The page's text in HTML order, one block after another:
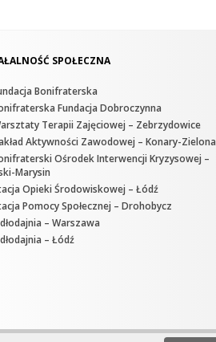
SPOŁECZNA
Bonifraterska
Fundacja Dobroczynna
Terapii Zajęciowej – Zebrzydowice
Aktywności Zawodowej – Konary-Zielona
Ośrodek Interwencji Kryzysowej –
Marysin
Opieki Środowiskowej – Łódź
Pomocy Społecznej – Drohobycz
– Warszawa
– Łódź